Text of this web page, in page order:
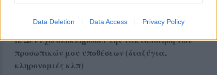
Data Deletion Data Access Privacy Policy
δικαιούνται θα λάβουν χρήματα στην επόμενη
πληρωμή.
Β. Δεν έχω ολοκληρώσει την τακτοποίηση των
προσωπικών μου υποθέσεων (διαζύγια,
κληρονομιές κλπ)